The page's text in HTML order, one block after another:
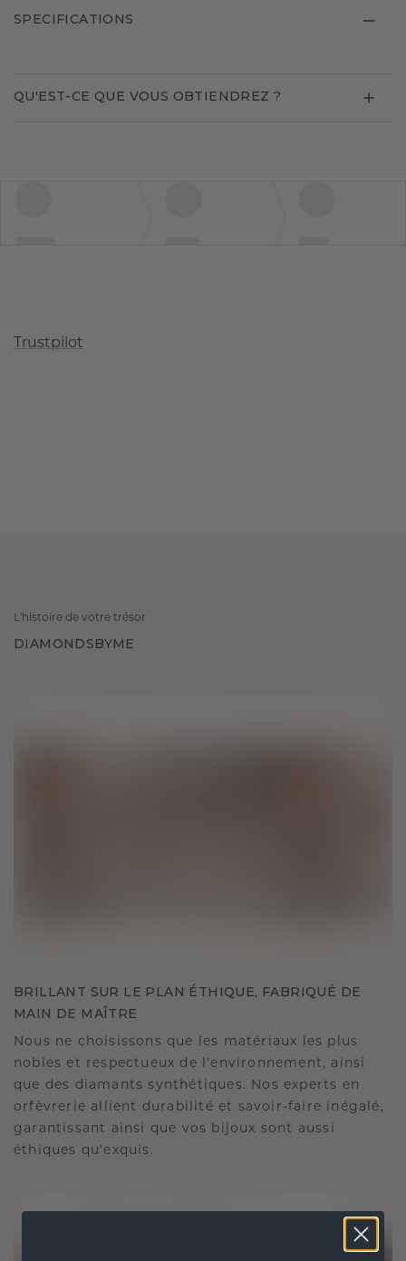
SPECIFICATIONS
QU'EST-CE QUE VOUS OBTIENDREZ ?
Trustpilot
L'histoire de votre trésor
DIAMONDSBYME
BRILLANT SUR LE PLAN ÉTHIQUE, FABRIQUÉ DE
MAIN DE MAÎTRE
Nous ne choisissons que les matériaux les plus
nobles et respectueux de l'environnement, ainsi
que des diamants synthétiques. Nos experts en
orfèvrerie allient durabilité et savoir-faire inégalé,
garantissant ainsi que vos bijoux sont aussi
éthiques qu'exquis.